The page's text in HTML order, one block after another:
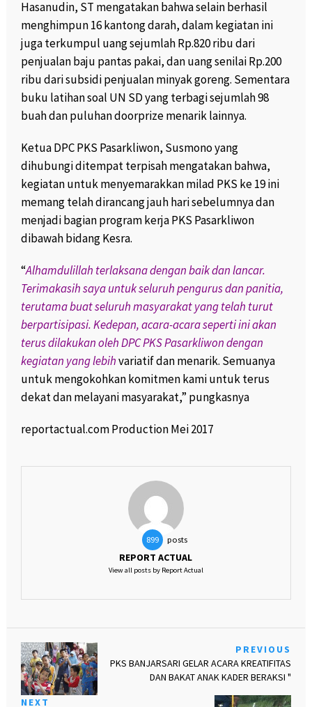
Hasanudin, ST mengatakan bahwa selain berhasil
menghimpun 16 kantong darah, dalam kegiatan ini
juga terkumpul uang sejumlah Rp.820 ribu dari
penjualan baju pantas pakai, dan uang senilai Rp.200
ribu dari subsidi penjualan minyak goreng. Sementara
buku latihan soal UN SD yang terbagi sejumlah 98
buah dan puluhan doorprize menarik lainnya.
Ketua DPC PKS Pasarkliwon, Susmono yang
dihubungi ditempat terpisah mengatakan bahwa,
kegiatan untuk menyemarakkan milad PKS ke 19 ini
memang telah dirancang jauh hari sebelumnya dan
menjadi bagian program kerja PKS Pasarkliwon
dibawah bidang Kesra.
“Alhamdulillah terlaksana dengan baik dan lancar.
Terimakasih saya untuk seluruh pengurus dan panitia,
terutama buat seluruh masyarakat yang telah turut
berpartisipasi. Kedepan, acara-acara seperti ini akan
terus dilakukan oleh DPC PKS Pasarkliwon dengan
kegiatan yang lebihvariatif dan menarik. Semuanya
untuk mengokohkan komitmen kami untuk terus
dekat dan melayani masyarakat,” pungkasnya
reportactual.com Production Mei 2017
899 posts
REPORT ACTUAL
View all posts by Report Actual
PREVIOUS
PKS BANJARSARI GELAR ACARA KREATIFITAS
DAN BAKAT ANAK KADER BERAKSI "
NEXT